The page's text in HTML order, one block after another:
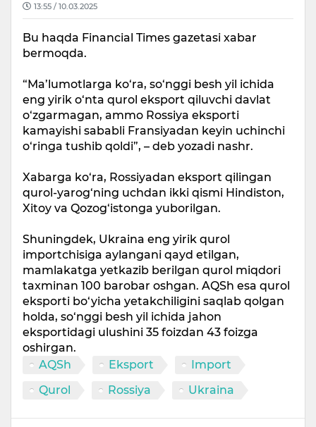
13:55 / 10.03.2025
Bu haqda Financial Times gazetasi xabar
bermoqda.
“Ma’lumotlarga ko‘ra, so‘nggi besh yil ichida
eng yirik o‘nta qurol eksport qiluvchi davlat
o‘zgarmagan, ammo Rossiya eksporti
kamayishi sababli Fransiyadan keyin uchinchi
o‘ringa tushib qoldi”, – deb yozadi nashr.
Xabarga ko‘ra, Rossiyadan eksport qilingan
qurol-yarog‘ning uchdan ikki qismi Hindiston,
Xitoy va Qozog‘istonga yuborilgan.
Shuningdek, Ukraina eng yirik qurol
importchisiga aylangani qayd etilgan,
mamlakatga yetkazib berilgan qurol miqdori
taxminan 100 barobar oshgan. AQSh esa qurol
eksporti bo‘yicha yetakchiligini saqlab qolgan
holda, so‘nggi besh yil ichida jahon
eksportidagi ulushini 35 foizdan 43 foizga
oshirgan.
AQSh
Eksport
Import
Qurol
Rossiya Ukraina